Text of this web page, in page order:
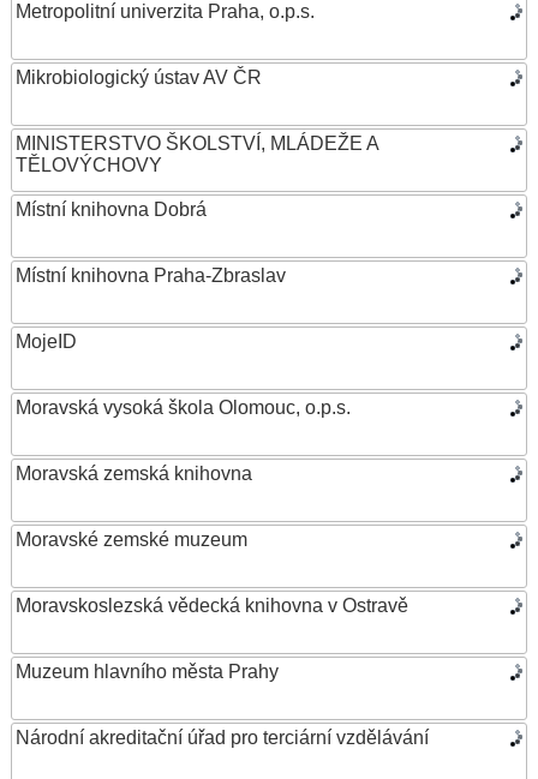
Metropolitní univerzita Praha, o.p.s.
Mikrobiologický ústav AV ČR
MINISTERSTVO ŠKOLSTVÍ, MLÁDEŽE A
TĚLOVÝCHOVY
Místní knihovna Dobrá
Místní knihovna Praha-Zbraslav
MojeID
Moravská vysoká škola Olomouc, o.p.s.
Moravská zemská knihovna
Moravské zemské muzeum
Moravskoslezská vědecká knihovna v Ostravě
Muzeum hlavního města Prahy
Národní akreditační úřad pro terciární vzdělávání